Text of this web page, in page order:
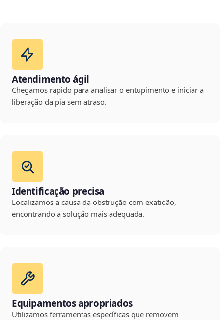
Atendimento ágil
Chegamos rápido para analisar o entupimento e iniciar a
liberação da pia sem atraso.
Identificação precisa
Localizamos a causa da obstrução com exatidão,
encontrando a solução mais adequada.
Equipamentos apropriados
Utilizamos ferramentas específicas que removem